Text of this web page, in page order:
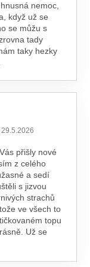
nemoc,
když už se
se můžu s
tady
taky hezky
obchodu je 5 z 5
29.5.2026
přišly nové
z celého
a sedí
s jizvou
strachů
ve všech to
topu
Už se